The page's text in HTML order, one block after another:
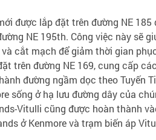
được lắp đặt trên đường NE
NE 195th. Công việc này sẽ
cắt mạch để giảm thời gian
trên đường NE 169, cung cấp
đường ngầm dọc theo Tuyến
sống ở hạ lưu đường dây của
Vitulli cũng được hoàn thành
ở Kenmore và trạm biến áp